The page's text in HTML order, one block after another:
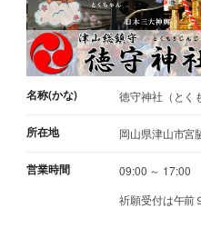
名称(かな) 徳守神社（とく
所在地 岡山県津山市宮
営業時間
09:00 ～ 17:00
祈願受付は午前